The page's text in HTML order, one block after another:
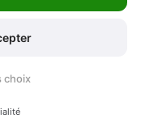
générales de vente
choix